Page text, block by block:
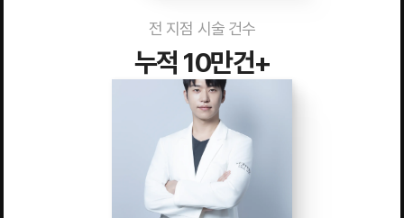
전 지점 시술 건수
누적 10만건+